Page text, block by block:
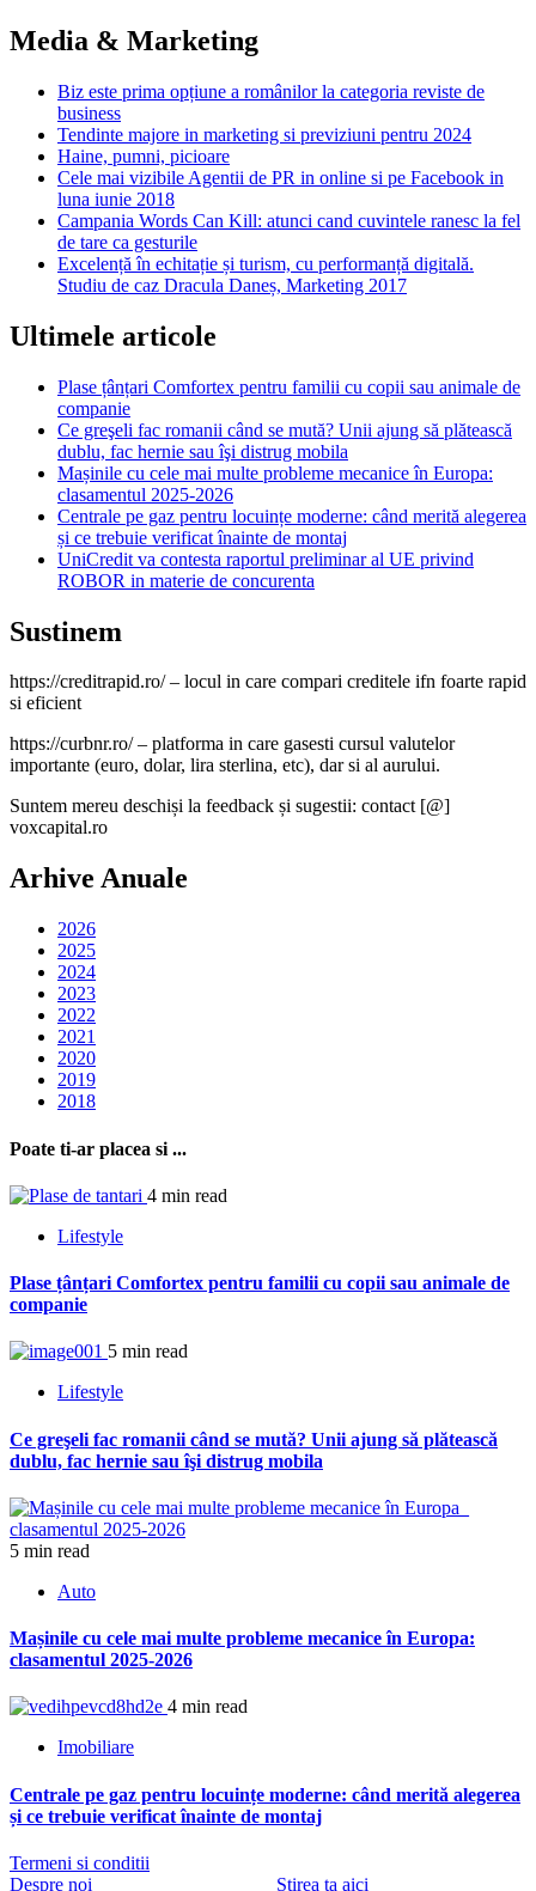
Media & Marketing
Biz este prima opțiune a românilor la categoria reviste de
business
Tendinte majore in marketing si previziuni pentru 2024
Haine, pumni, picioare
Cele mai vizibile Agentii de PR in online si pe Facebook in
luna iunie 2018
Campania Words Can Kill: atunci cand cuvintele ranesc la fel
de tare ca gesturile
Excelență în echitație și turism, cu performanță digitală.
Studiu de caz Dracula Daneș, Marketing 2017
Ultimele articole
Plase țânțari Comfortex pentru familii cu copii sau animale de
companie
Ce greşeli fac romanii când se mută? Unii ajung să plătească
dublu, fac hernie sau îşi distrug mobila
Mașinile cu cele mai multe probleme mecanice în Europa:
clasamentul 2025-2026
Centrale pe gaz pentru locuințe moderne: când merită alegerea
și ce trebuie verificat înainte de montaj
UniCredit va contesta raportul preliminar al UE privind
ROBOR in materie de concurenta
Sustinem
https://creditrapid.ro/ – locul in care compari creditele ifn foarte rapid
si eficient
https://curbnr.ro/ – platforma in care gasesti cursul valutelor
importante (euro, dolar, lira sterlina, etc), dar si al aurului.
Suntem mereu deschiși la feedback și sugestii: contact [@]
voxcapital.ro
Arhive Anuale
2026
2025
2024
2023
2022
2021
2020
2019
2018
Poate ti-ar placea si ...
4 min read
Lifestyle
Plase țânțari Comfortex pentru familii cu copii sau animale de
companie
5 min read
Lifestyle
Ce greşeli fac romanii când se mută? Unii ajung să plătească
dublu, fac hernie sau îşi distrug mobila
5 min read
Auto
Mașinile cu cele mai multe probleme mecanice în Europa:
clasamentul 2025-2026
4 min read
Imobiliare
Centrale pe gaz pentru locuințe moderne: când merită alegerea
și ce trebuie verificat înainte de montaj
Termeni si conditii
Despre noi
Stirea ta aici